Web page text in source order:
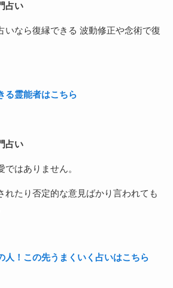
占い
いなら復縁できる 波動修正や念術で復
る霊能者はこちら
占い
はありません。
れたり否定的な意見ばかり言われても
人！この先うまくいく占いはこちら